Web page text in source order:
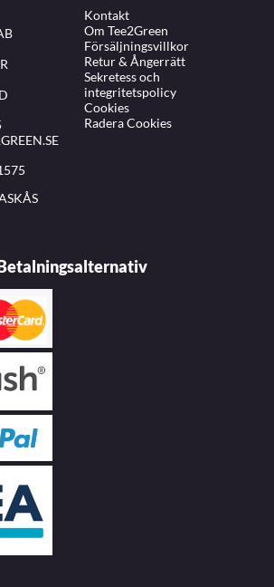
Kontakt
Om Tee2Green
Försäljningsvillkor
Retur & Ångerrätt
Sekretess och
integritetspolicy
Cookies
Radera Cookies